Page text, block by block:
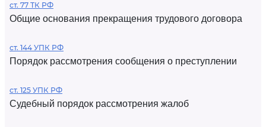
ст. 77 ТК РФ
Общие основания прекращения трудового договора
ст. 144 УПК РФ
Порядок рассмотрения сообщения о преступлении
ст. 125 УПК РФ
Судебный порядок рассмотрения жалоб